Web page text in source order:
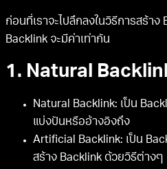
ก่อนที่เราจะไปลึกลงในวิธีการสร้า
Backlink จะมีค่าเท่ากัน
1. Natural
Natural Backlink: เป็น
แบ่งปันหรืออ้างอิงถึง
Artificial Backlink: เป็น
สร้าง Backlink ด้วยวิธีต่างๆ